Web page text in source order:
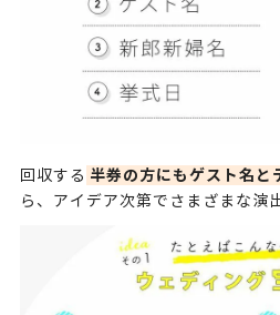
回収する 半券の方にもゲスト名と
ら、アイデア次第でさまざまな演